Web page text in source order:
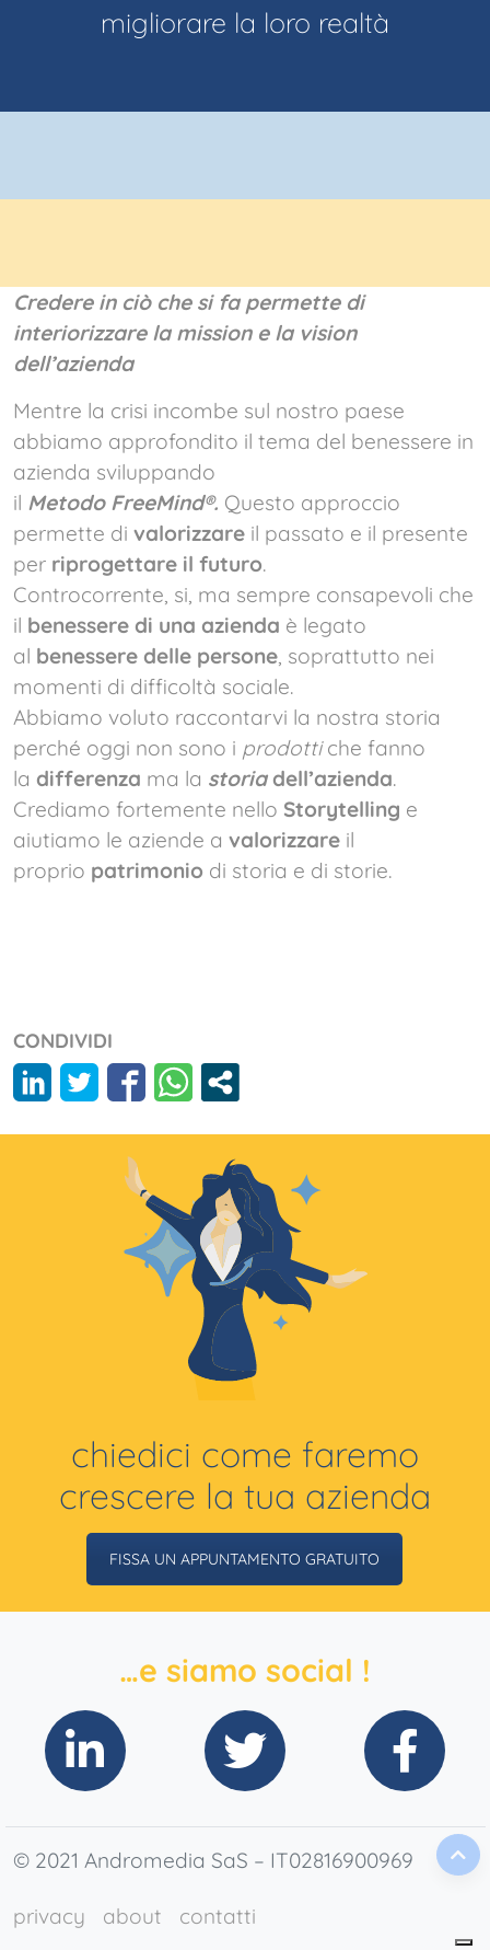
migliorare la loro realtà
Credere in ciò che si fa permette di
interiorizzare la mission e la vision
dell’azienda
Mentre la crisi incombe sul nostro paese
abbiamo approfondito il tema del benessere in
azienda sviluppando
il Metodo FreeMind®. Questo approccio
permette di valorizzare il passato e il presente
per riprogettare il futuro.
Controcorrente, si, ma sempre consapevoli che
il benessere di una azienda è legato
al benessere delle persone, soprattutto nei
momenti di difficoltà sociale.
Abbiamo voluto raccontarvi la nostra storia
perché oggi non sono i prodottiche fanno
la differenza ma la storia dell’azienda.
Crediamo fortemente nello Storytelling e
aiutiamo le aziende a valorizzare il
proprio patrimonio di storia e di storie.
CONDIVIDI
chiedici come faremo
crescere la tua azienda
FISSA UN APPUNTAMENTO GRATUITO
…e siamo social !
© 2021 Andromedia SaS – IT02816900969
privacy about contatti